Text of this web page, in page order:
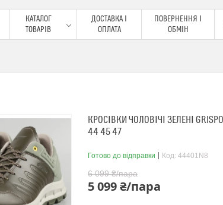
КАТАЛОГ
ТОВАРІВ
ДОСТАВКА І
ОПЛАТА
ПОВЕРНЕННЯ І
ОБМІН
КРОСІВКИ ЧОЛОВІЧІ ЗЕЛЕНІ
44 45 47
Готово до відправки Код: 44401N8
6 099 ₴/пара
5 099 ₴/пара